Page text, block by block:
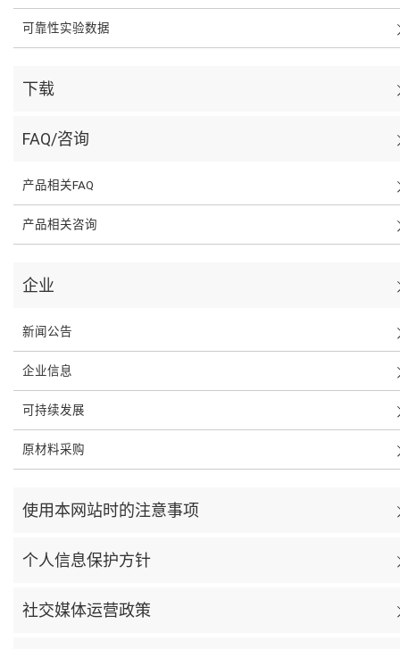
可靠性实验数据
下载
FAQ/咨询
产品相关FAQ
产品相关咨询
企业
新闻公告
企业信息
可持续发展
原材料采购
使用本网站时的注意事项
个人信息保护方针
社交媒体运营政策